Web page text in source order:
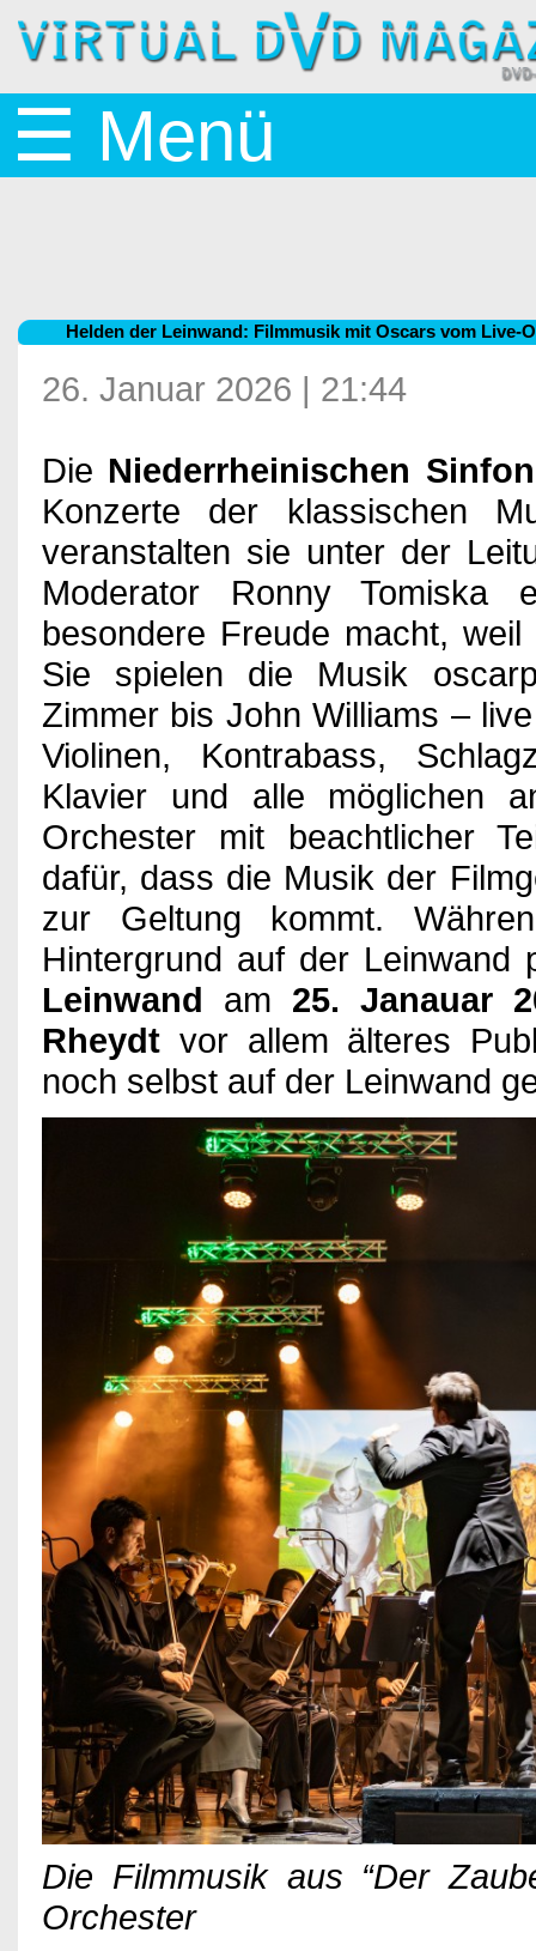
Startseite
BluRay
&
DVD
Games
Kino
Bücher
Verlosung
Partner
Impressum
☰ Menü
Helden der Leinwand: Filmmusik mit Oscars vom Live-
26. Januar 2026 | 21:44
Die Niederrheinischen
Konzerte der klassischen
veranstalten sie unter der
Moderator Ronny Tomiska
besondere Freude macht,
Sie spielen die Musik
Zimmer bis John Williams –
Violinen, Kontrabass,
Klavier und alle möglichen
Orchester mit beachtlicher
dafür, dass die Musik der
zur Geltung kommt.
Hintergrund auf der
Leinwand am 25. Janauar
Rheydt vor allem älteres
noch selbst auf der Leinwand
Die Filmmusik aus “Der
Orchester